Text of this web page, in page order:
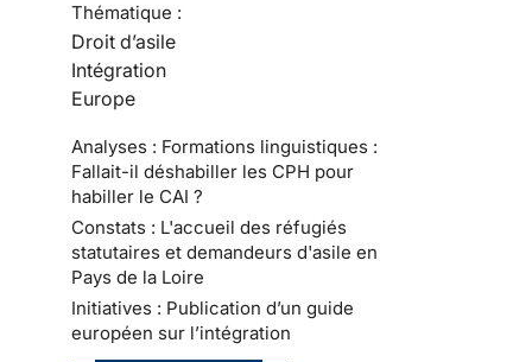
Thématique :
Droit d’asile
Intégration
Europe
Analyses : Formations linguistiques :
Fallait-il déshabiller les CPH pour
habiller le CAI ?
Constats : L'accueil des réfugiés
statutaires et demandeurs d'asile en
Pays de la Loire
Initiatives : Publication d’un guide
européen sur l’intégration